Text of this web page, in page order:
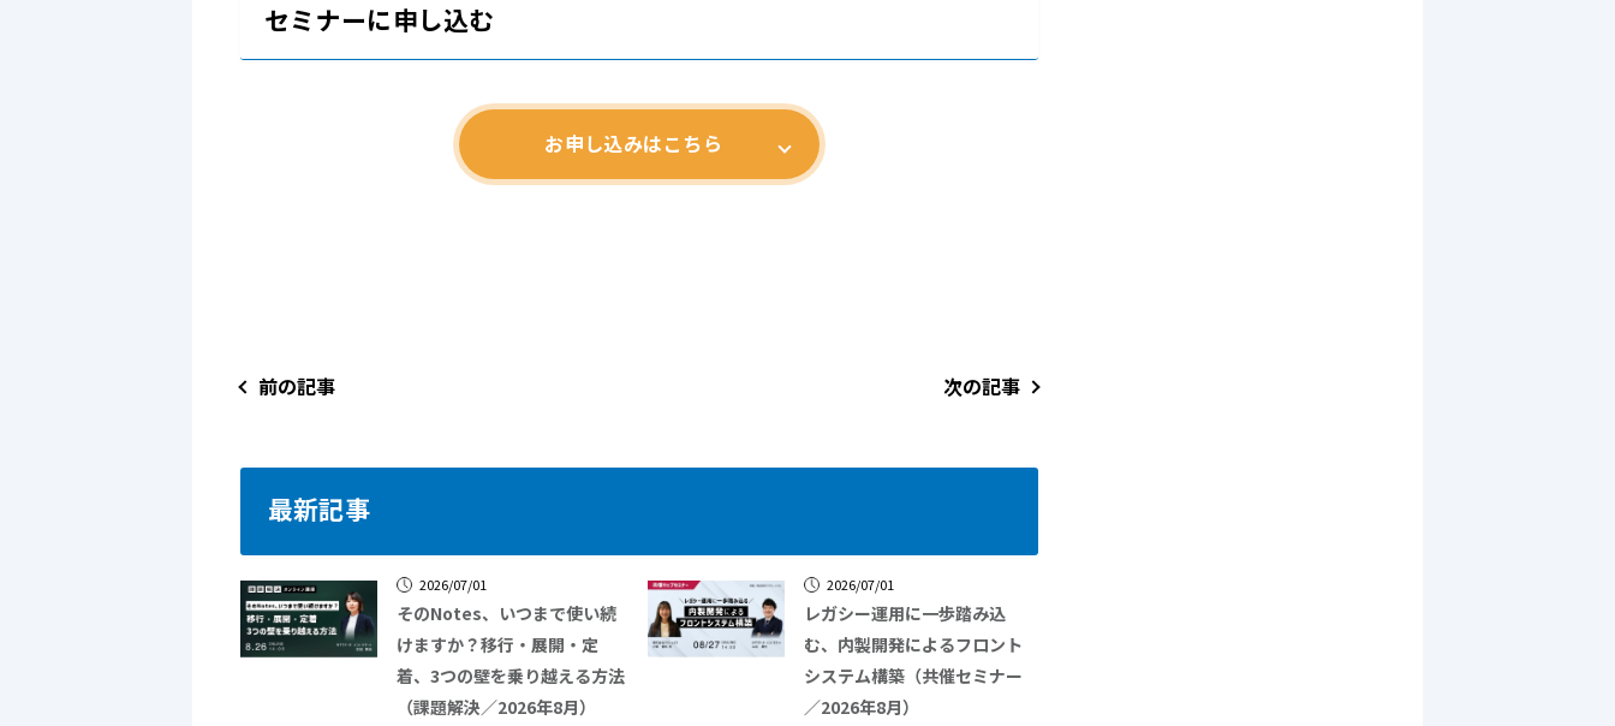
セミナーに申し込む
お申し込みはこちら
前の記事 次の記事
最新記事
2026/07/01
そのNotes、いつまで使い続
けますか？移行・展開・定
着、3つの壁を乗り越える方法
（課題解決／2026年8月）
2026/07/01
レガシー運用に一歩踏み込
む、内製開発によるフロント
システム構築（共催セミナー
／2026年8月）